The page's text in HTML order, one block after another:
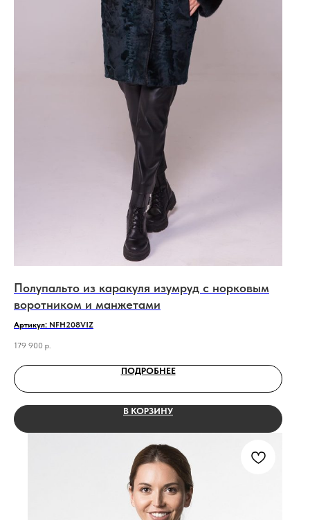
Полупальто из каракуля изумруд с норковым
воротником и манжетами
Артикул: NFH208VIZ
179 900 р.
ПОДРОБНЕЕ
В КОРЗИНУ